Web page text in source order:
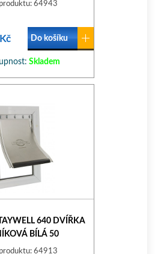
64943
Do košíku
Skladem
640 DVÍŘKA
BÍLÁ 50
64913